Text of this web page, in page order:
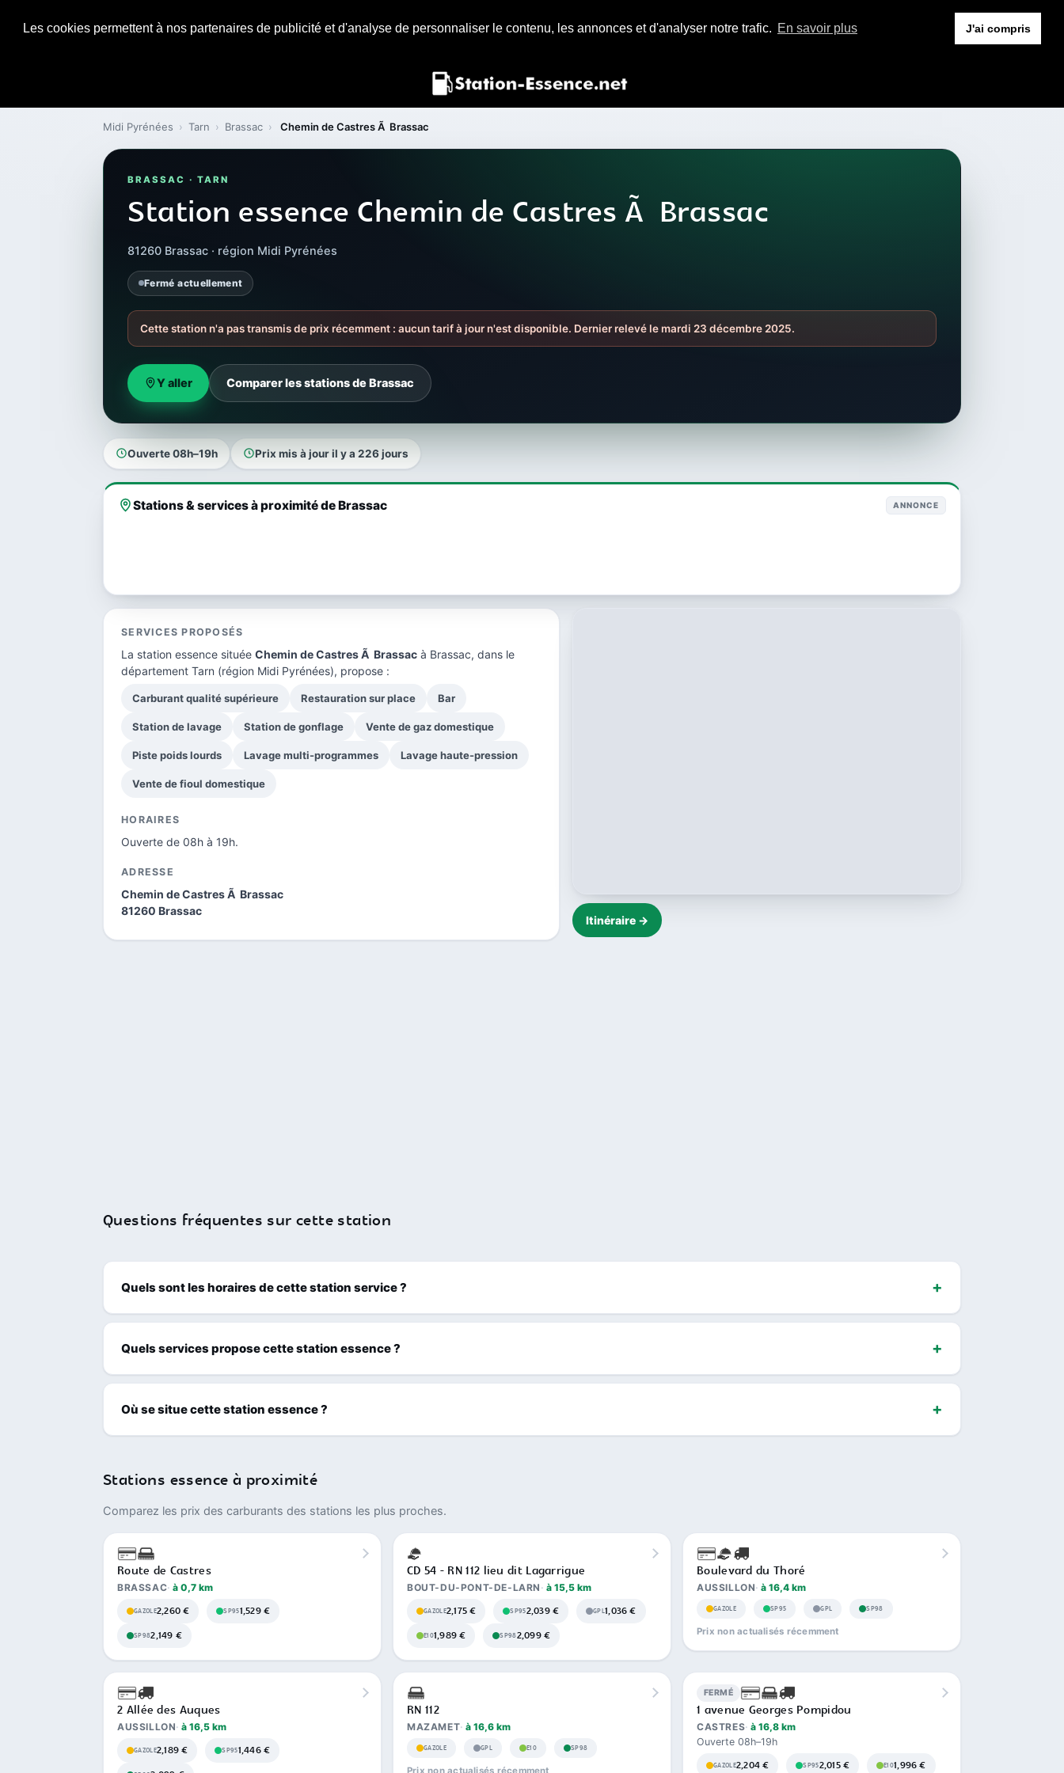
Les cookies permettent à nos partenaires de publicité et d'analyse de personnaliser le contenu, les annonces et d'analyser notre trafic. En savoir plus J'ai compris
Midi Pyrénées › Tarn › Brassac › Chemin de Castres Ã Brassac
BRASSAC · TARN
Station essence Chemin de Castres Ã Brassac
81260 Brassac · région Midi Pyrénées
Fermé actuellement
Cette station n'a pas transmis de prix récemment : aucun tarif à jour n'est disponible. Dernier relevé le mardi 23 décembre 2025.
Y aller Comparer les stations de Brassac
Ouverte 08h–19h Prix mis à jour il y a 226 jours
Stations & services à proximité de Brassac ANNONCE
SERVICES PROPOSÉS
La station essence située Chemin de Castres Ã Brassac à Brassac, dans le
département Tarn (région Midi Pyrénées), propose :
Carburant qualité supérieure Restauration sur place Bar
Station de lavage Station de gonflage Vente de gaz domestique
Piste poids lourds Lavage multi-programmes Lavage haute-pression
Vente de fioul domestique
HORAIRES
Ouverte de 08h à 19h.
ADRESSE
Chemin de Castres Ã Brassac
81260 Brassac
Itinéraire →
Questions fréquentes sur cette station
Quels sont les horaires de cette station service ?
Quels services propose cette station essence ?
Où se situe cette station essence ?
Stations essence à proximité
Comparez les prix des carburants des stations les plus proches.
Route de Castres
BRASSAC à 0,7 km
GAZOLE2,260 € SP951,529 €
SP982,149 €
CD 54 - RN 112 lieu dit Lagarrigue
BOUT-DU-PONT-DE-LARN à 15,5 km
GAZOLE2,175 € SP952,039 € GPL1,036 €
E101,989 € SP982,099 €
Boulevard du Thoré
AUSSILLON à 16,4 km
GAZOLE SP95 GPL SP98
Prix non actualisés récemment
2 Allée des Auques
AUSSILLON à 16,5 km
GAZOLE2,189 € SP951,446 €
RN 112
MAZAMET à 16,6 km
GAZOLE GPL E10 SP98
Prix non actualisés récemment
FERMÉ
1 avenue Georges Pompidou
CASTRES à 16,8 km
Ouverte 08h–19h
GAZOLE2,204 € SP952,015 € E101,996 €